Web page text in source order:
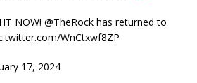
NOW! @TheRock has returned to
WnCtxwf8ZP
17, 2024